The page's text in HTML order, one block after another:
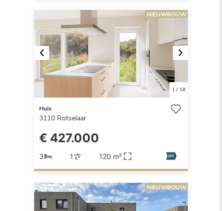
Previous Next
1/ 18
NIEUWBOUW
Huis
3110 Rotselaar
€ 427.000
3 1 120 m²
NIEUWBOUW